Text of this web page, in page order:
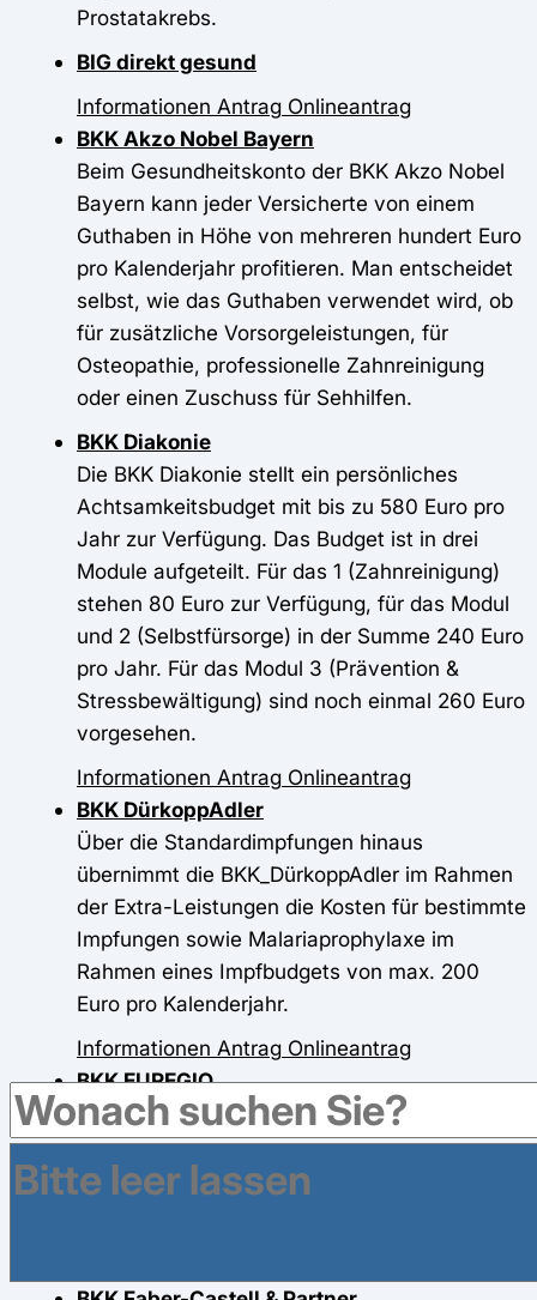
Prostatakrebs.
BIG direkt gesund
Informationen Antrag Onlineantrag
BKK Akzo Nobel Bayern
Beim Gesundheitskonto der BKK Akzo Nobel
Bayern kann jeder Versicherte von einem
Guthaben in Höhe von mehreren hundert Euro
pro Kalenderjahr profitieren. Man entscheidet
selbst, wie das Guthaben verwendet wird, ob
für zusätzliche Vorsorgeleistungen, für
Osteopathie, professionelle Zahnreinigung
oder einen Zuschuss für Sehhilfen.
BKK Diakonie
Die BKK Diakonie stellt ein persönliches
Achtsamkeitsbudget mit bis zu 580 Euro pro
Jahr zur Verfügung. Das Budget ist in drei
Module aufgeteilt. Für das 1 (Zahnreinigung)
stehen 80 Euro zur Verfügung, für das Modul
und 2 (Selbstfürsorge) in der Summe 240 Euro
pro Jahr. Für das Modul 3 (Prävention &
Stressbewältigung) sind noch einmal 260 Euro
vorgesehen.
Informationen Antrag Onlineantrag
BKK DürkoppAdler
Über die Standardimpfungen hinaus
übernimmt die BKK_DürkoppAdler im Rahmen
der Extra-Leistungen die Kosten für bestimmte
Impfungen sowie Malariaprophylaxe im
Rahmen eines Impfbudgets von max. 200
Euro pro Kalenderjahr.
Informationen Antrag Onlineantrag
BKK EUREGIO
InformationenAntragOnlineantrag
100,00 Euro je Kalenderjahr gibt es für